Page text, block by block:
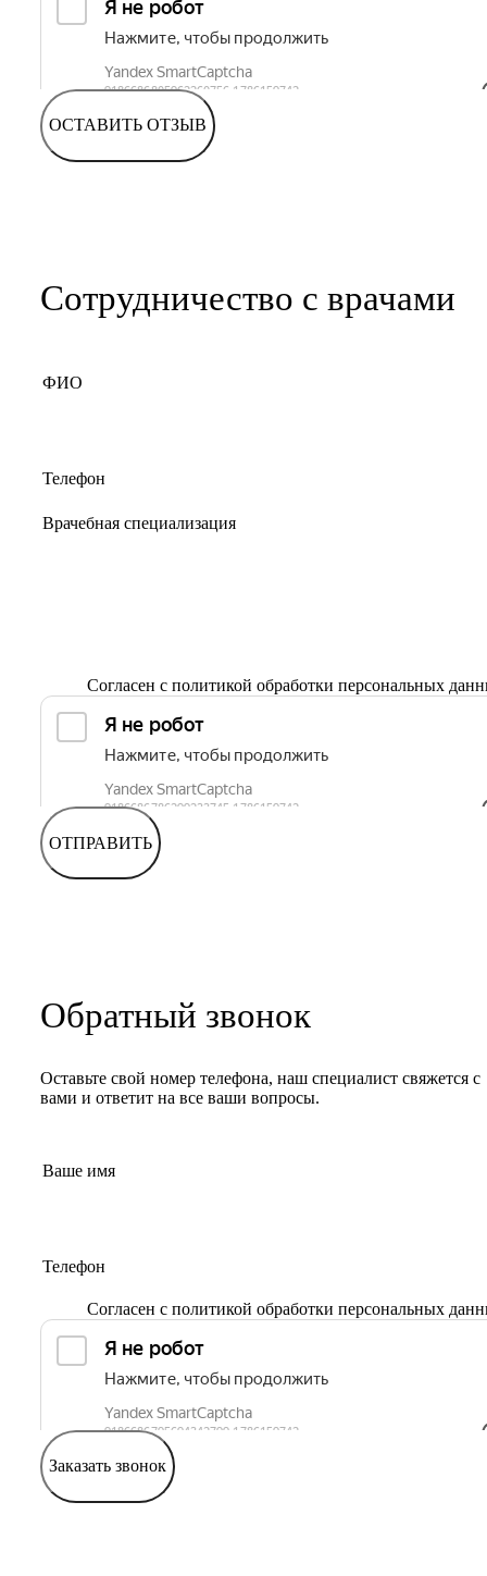
ОСТАВИТЬ ОТЗЫВ
Сотрудничество с врачами
Согласен с политикой обработки персональных
ОТПРАВИТЬ
Обратный звонок
Оставьте свой номер телефона, наш специалист свяжется с
вами и ответит на все ваши вопросы.
Согласен с политикой обработки персональных
Заказать звонок